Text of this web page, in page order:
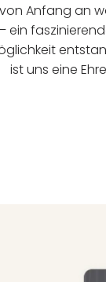
Anfang an
ist uns eine